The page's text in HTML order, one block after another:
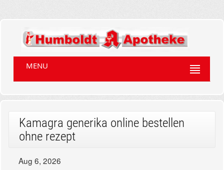
MENU
Kamagra generika online bestellen
ohne rezept
Aug 6, 2026